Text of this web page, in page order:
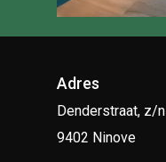
Adres
Denderstraat, z/n
9402 Ninove